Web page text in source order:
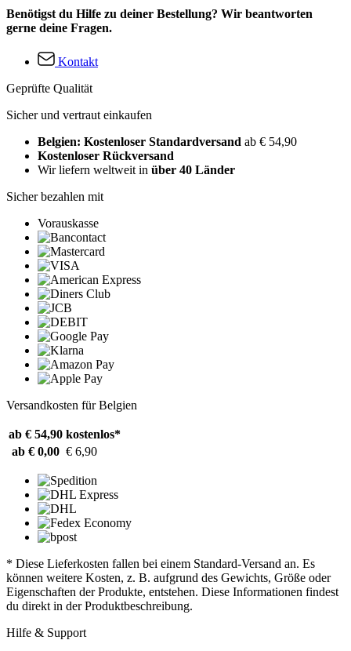
Benötigst du Hilfe zu deiner Bestellung? Wir beantworten
gerne deine Fragen.
Kontakt
Geprüfte Qualität
Sicher und vertraut einkaufen
Belgien: Kostenloser Standardversand ab € 54,90
Kostenloser Rückversand
Wir liefern weltweit in über 40 Länder
Sicher bezahlen mit
Vorauskasse
Versandkosten für Belgien
ab € 54,90 kostenlos*
ab € 0,00 € 6,90
* Diese Lieferkosten fallen bei einem Standard-Versand an. Es
können weitere Kosten, z. B. aufgrund des Gewichts, Größe oder
Eigenschaften der Produkte, entstehen. Diese Informationen findest
du direkt in der Produktbeschreibung.
Hilfe & Support